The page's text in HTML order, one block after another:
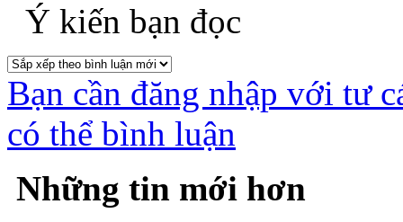
Ý kiến bạn đọc
Bạn cần đăng nhập với tư
có thể bình luận
Những tin mới hơn